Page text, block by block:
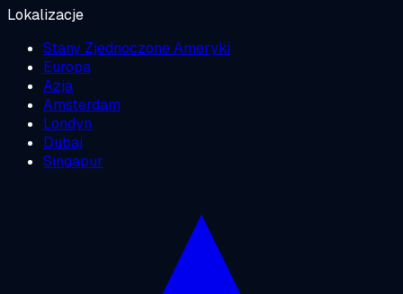
Lokalizacje
Stany Zjednoczone Ameryki
Europa
Azja
Amsterdam
Londyn
Dubaj
Singapur